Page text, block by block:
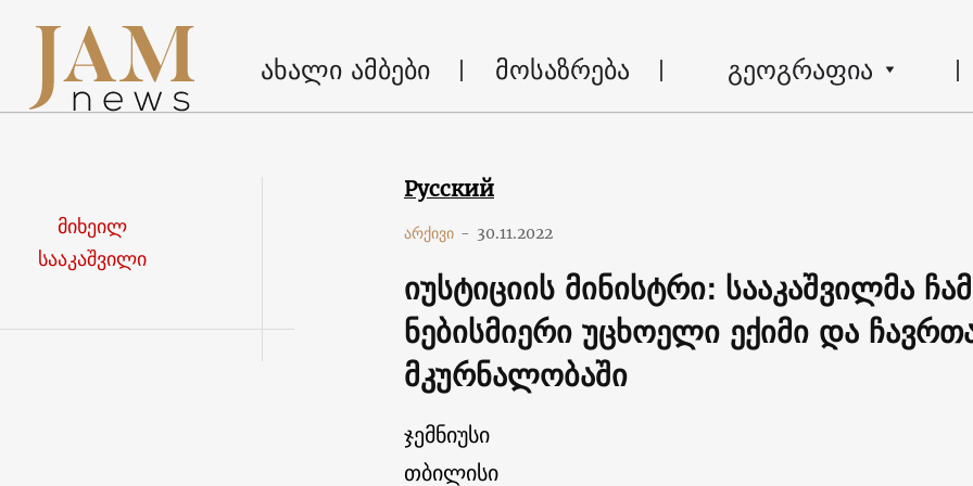
ახალი ამბები მოსაზრება გეოგრაფია
მიხეილ
სააკაშვილი
Русский
არქივი - 30.11.2022
იუსტიციის მინისტრი: სააკაშვილმა
ნებისმიერი უცხოელი ექიმი და
მკურნალობაში
ჯემნიუსი
თბილისი